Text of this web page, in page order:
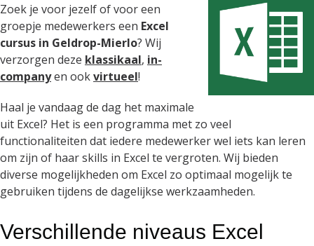
Zoek je voor jezelf of voor een
groepje medewerkers een Excel
cursus in Geldrop-Mierlo? Wij
verzorgen deze klassikaal, in-
companyen ookvirtueel!
Haal je vandaag de dag het maximale
uit Excel? Het is een programma met zo veel
functionaliteiten dat iedere medewerker wel iets kan leren
om zijn of haar skills in Excel te vergroten. Wij bieden
diverse mogelijkheden om Excel zo optimaal mogelijk te
gebruiken tijdens de dagelijkse werkzaamheden.
Verschillende niveaus Excel